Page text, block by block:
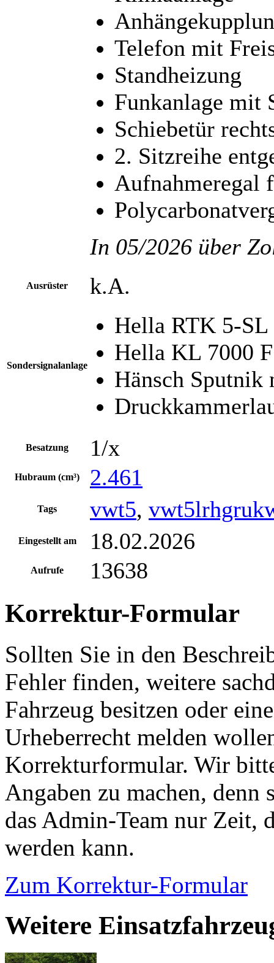
Telefon mit
Standheizung
Funkanlage mit
Schiebetür
2. Sitzreihe
Aufnahmeregal
In 05/2026 über
Ausrüster k.A.
Sondersignalanlage
Hella RTK 5-SL
Hella KL 7000
Hänsch Sputnik
Besatzung 1/x
Hubraum (cm³) 2.461
Tags vwt5,
Eingestellt am 18.02.2026
Aufrufe 13638
Korrektur-Formular
Sollten Sie in den
Fehler finden, weitere
Fahrzeug besitzen oder
Urheberrecht melden
Korrekturformular. Wir
Angaben zu machen,
das Admin-Team nur Zeit,
werden kann.
Zum Korrektur-Formular
Weitere